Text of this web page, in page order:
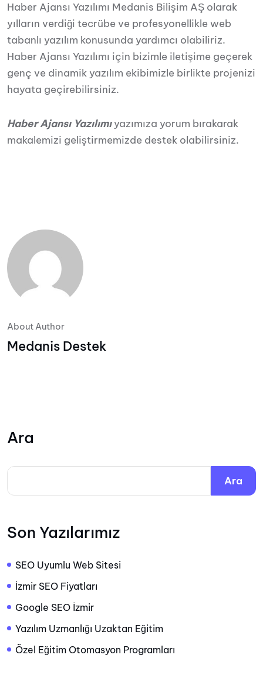
Haber Ajansı Yazılımı Medanis Bilişim AŞ olarak
yılların verdiği tecrübe ve profesyonellikle web
tabanlı yazılım konusunda yardımcı olabiliriz.
Haber Ajansı Yazılımı için bizimle iletişime geçerek
genç ve dinamik yazılım ekibimizle birlikte projenizi
hayata geçirebilirsiniz.
Haber Ajansı Yazılımıyazımıza yorum bırakarak
makalemizi geliştirmemizde destek olabilirsiniz.
About Author
Medanis Destek
Ara
Ara
Son Yazılarımız
SEO Uyumlu Web Sitesi
İzmir SEO Fiyatları
Google SEO İzmir
Yazılım Uzmanlığı Uzaktan Eğitim
Özel Eğitim Otomasyon Programları